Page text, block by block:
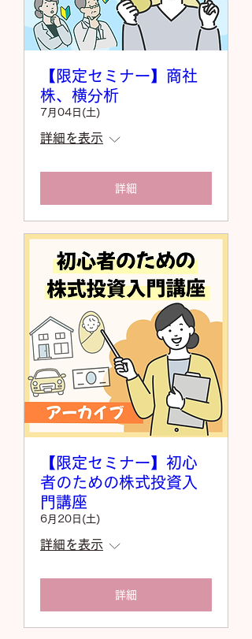
【限定セミナー】商社
株、横分析
7月04日(土)
詳細を表示
詳細
【限定セミナー】初心
者のための株式投資入
門講座
6月20日(土)
詳細を表示
詳細